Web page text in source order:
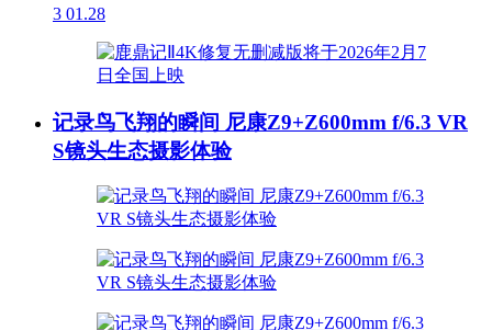
3 01.28
记录鸟飞翔的瞬间 尼康Z9+Z600mm f/6.3 VR
S镜头生态摄影体验